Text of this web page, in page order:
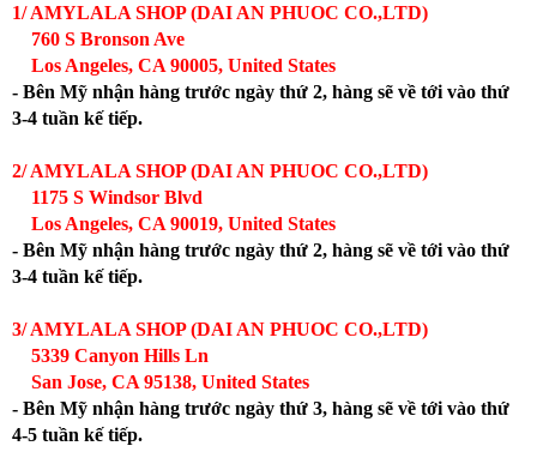
1/ AMYLALA SHOP (DAI AN PHUOC CO.,LTD)
760 S Bronson Ave
Los Angeles, CA 90005, United States
- Bên Mỹ nhận hàng trước ngày thứ 2, hàng sẽ về tới vào thứ
3-4 tuần kế tiếp.
2/ AMYLALA SHOP (DAI AN PHUOC CO.,LTD)
1175 S Windsor Blvd
Los Angeles, CA 90019, United States
- Bên Mỹ nhận hàng trước ngày thứ 2, hàng sẽ về tới vào thứ
3-4 tuần kế tiếp.
3/ AMYLALA SHOP (DAI AN PHUOC CO.,LTD)
5339 Canyon Hills Ln
San Jose, CA 95138, United States
- Bên Mỹ nhận hàng trước ngày thứ 3, hàng sẽ về tới vào thứ
4-5 tuần kế tiếp.